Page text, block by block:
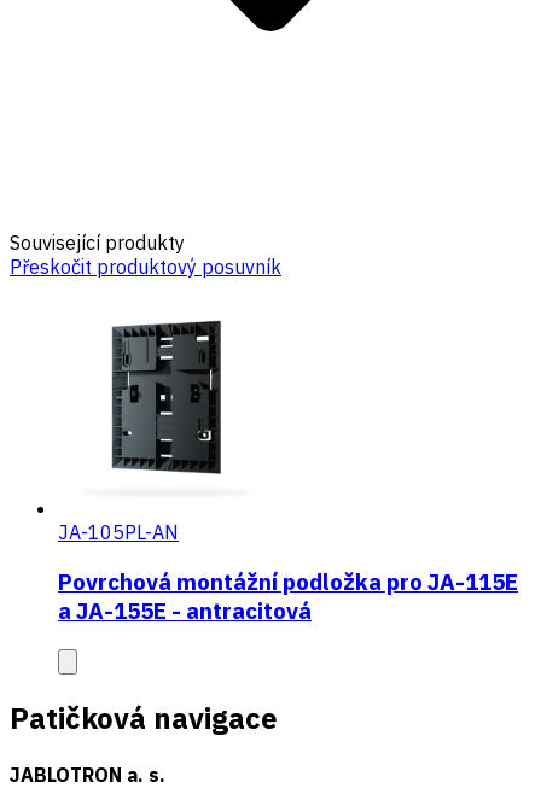
Související produkty
Přeskočit produktový posuvník
JA-105PL-AN
Povrchová montážní podložka pro JA-115E
a JA-155E - antracitová
Patičková navigace
JABLOTRON a. s.